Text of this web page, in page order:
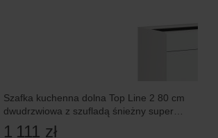
Szafka kuchenna dolna Top Line 2 80 cm
dwudrzwiowa z szufladą śnieżny super
mat
1 111 zł